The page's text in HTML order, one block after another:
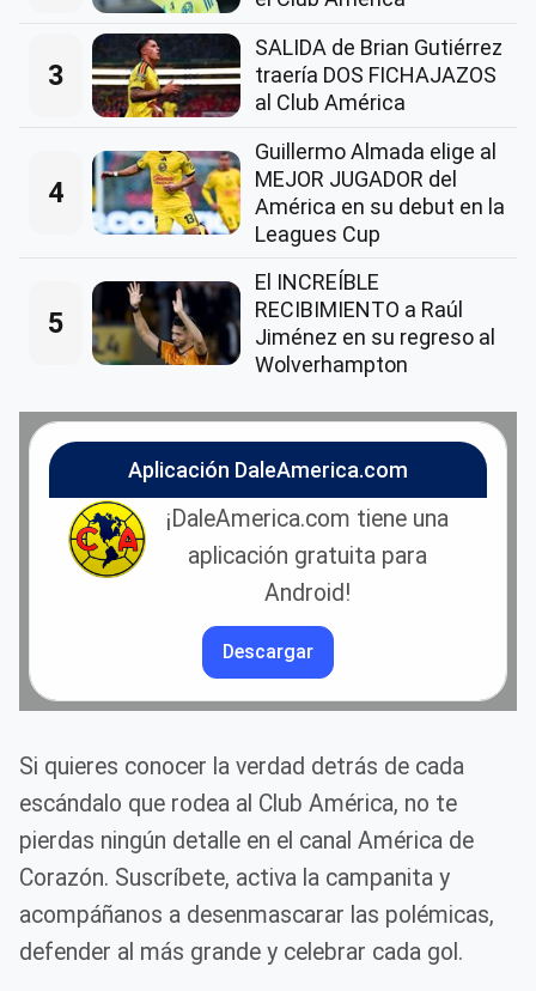
3
SALIDA de Brian Gutiérrez
traería DOS FICHAJAZOS
al Club América
4
Guillermo Almada elige al
MEJOR JUGADOR del
América en su debut en la
Leagues Cup
5
El INCREÍBLE
RECIBIMIENTO a Raúl
Jiménez en su regreso al
Wolverhampton
Aplicación DaleAmerica.com
¡DaleAmerica.com tiene una
aplicación gratuita para
Android!
Descargar
Si quieres conocer la verdad detrás de cada
escándalo que rodea al Club América, no te
pierdas ningún detalle en el canal América de
Corazón. Suscríbete, activa la campanita y
acompáñanos a desenmascarar las polémicas,
defender al más grande y celebrar cada gol.